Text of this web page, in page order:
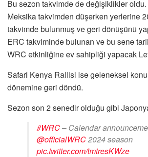
Bu sezon takvimde de değişiklikler
Meksika takvimden düşerken yerlerine
takvimde bulunmuş ve geri dönüşünü
ERC takviminde bulunan ve bu sene
WRC etkinliğine ev sahipliği yapacak
Safari Kenya Rallisi ise geleneksel
dönemine geri döndü.
Sezon son 2 senedir olduğu gibi
#WRC– Calendar
@officialWRC2024 season
pic.twitter.com/tmtresKWze